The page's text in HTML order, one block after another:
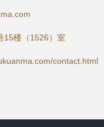
15楼（1526）室
contact.html